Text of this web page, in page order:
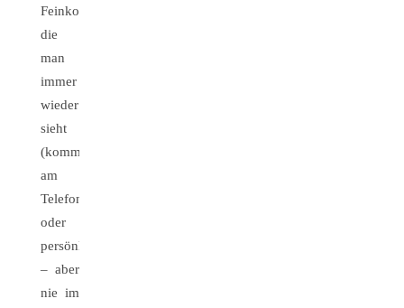
Feinkostgeschäftes,
die
man
immer
wieder
sieht
(kommentieren
am
Telefon
oder
persönlich
– aber
nie im